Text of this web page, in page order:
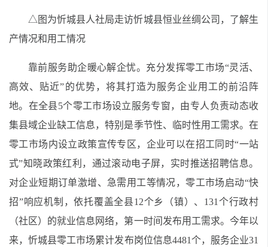
△图为忻城县人社局走访忻城县恒业丝绸公司，了解生
产情况和用工情况
靠前服务助企暖心解企忧。充分发挥零工市场“灵活、
高效、贴近”的优势，将其打造为服务企业用工的前沿阵
地。在全县5个零工市场设立服务专窗，由专人负责动态收
集县域企业缺工信息，特别是季节性、临时性用工需求。在
零工市场内设立政策宣传专区，企业可以在招工同时“一站
式”知晓政策红利，通过滚动电子屏，实时推送招聘信息。
对企业短期订单激增、急需用工等情况，零工市场启动“快
招”响应机制，依托覆盖全县12个乡（镇）、131个行政村
（社区）的就业信息网络，第一时间发布用工需求。今年以
来，忻城县零工市场累计发布岗位信息4481个，服务企业31